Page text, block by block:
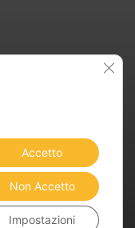
Accetto
Non Accetto
Impostazioni